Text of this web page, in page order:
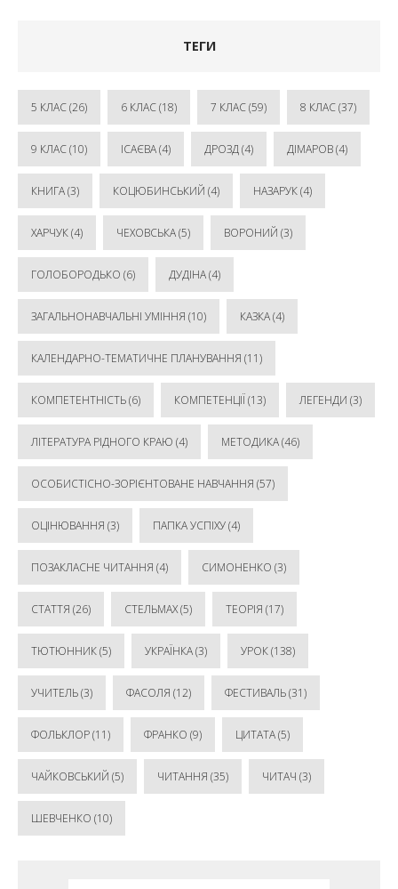
ТЕГИ
5 КЛАС(26) 6 КЛАС(18) 7 КЛАС(59) 8 КЛАС(37)
9 КЛАС(10) ІСАЄВА(4) ДРОЗД(4) ДІМАРОВ(4)
КНИГА(3) КОЦЮБИНСЬКИЙ (4) НАЗАРУК(4)
ХАРЧУК(4) ЧЕХОВСЬКА(5) ВОРОНИЙ (3)
ГОЛОБОРОДЬКО (6) ДУДІНА(4)
ЗАГАЛЬНОНАВЧАЛЬНІ УМІННЯ (10) КАЗКА(4)
КАЛЕНДАРНО-ТЕМАТИЧНЕ ПЛАНУВАННЯ (11)
КОМПЕТЕНТНІСТЬ(6) КОМПЕТЕНЦІЇ (13) ЛЕГЕНДИ (3)
ЛІТЕРАТУРА РІДНОГО КРАЮ (4) МЕТОДИКА(46)
ОСОБИСТІСНО-ЗОРІЄНТОВАНЕ НАВЧАННЯ (57)
ОЦІНЮВАННЯ (3) ПАПКА УСПІХУ(4)
ПОЗАКЛАСНЕ ЧИТАННЯ (4) СИМОНЕНКО (3)
СТАТТЯ (26) СТЕЛЬМАХ(5) ТЕОРІЯ (17)
ТЮТЮННИК(5) УКРАЇНКА(3) УРОК(138)
УЧИТЕЛЬ(3) ФАСОЛЯ (12) ФЕСТИВАЛЬ(31)
ФОЛЬКЛОР(11) ФРАНКО (9) ЦИТАТА(5)
ЧАЙКОВСЬКИЙ (5) ЧИТАННЯ (35) ЧИТАЧ (3)
ШЕВЧЕНКО (10)